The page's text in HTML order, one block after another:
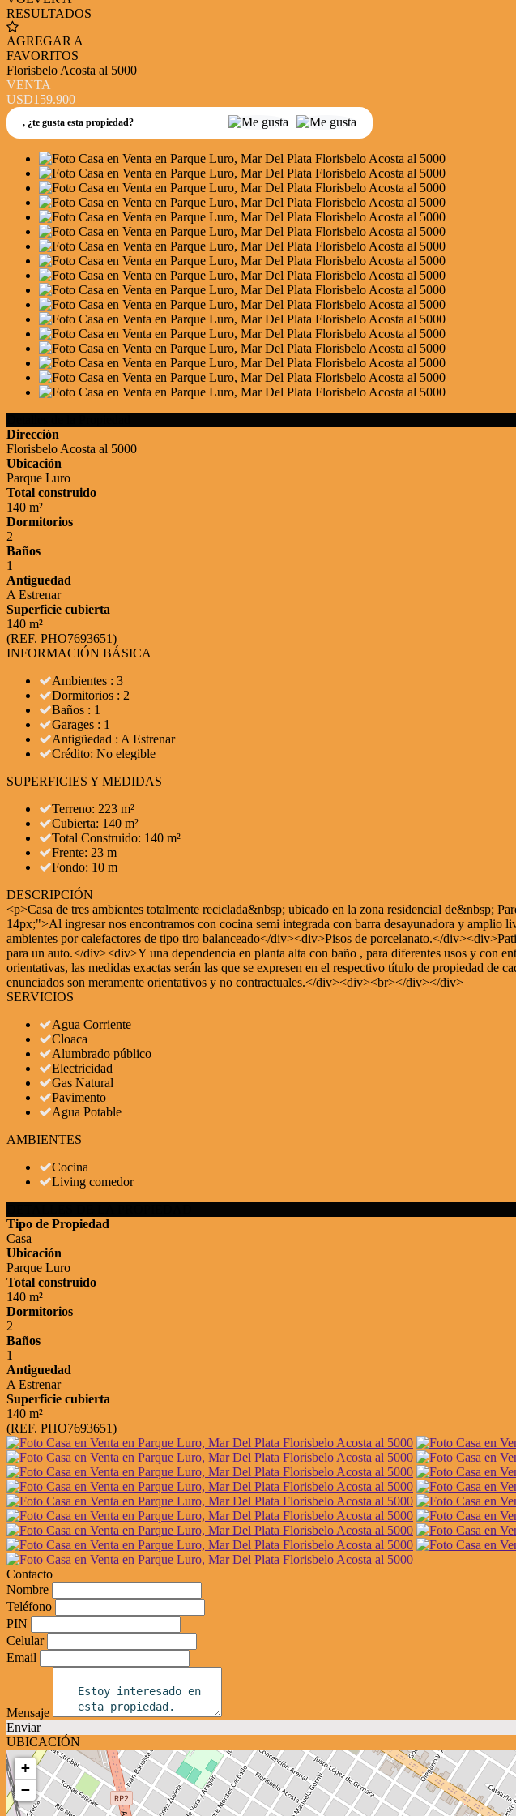
RESULTADOS
AGREGAR A
FAVORITOS
Florisbelo Acosta al 5000
VENTA
USD159.900
, ¿te gusta esta propiedad?
Dirección
Florisbelo Acosta al 5000
Ubicación
Parque Luro
Total construido
140 m²
Dormitorios
2
Baños
1
Antiguedad
A Estrenar
Superficie cubierta
140 m²
(REF. PHO7693651)
INFORMACIÓN BÁSICA
Ambientes : 3
Dormitorios : 2
Baños : 1
Garages : 1
Antigüedad : A Estrenar
Crédito: No elegible
SUPERFICIES Y MEDIDAS
Terreno: 223 m²
Cubierta: 140 m²
Total Construido: 140 m²
Frente: 23 m
Fondo: 10 m
DESCRIPCIÓN
<p>Casa de tres ambientes totalmente reciclada&nbsp; ubicado en la zona residencial de&nbsp;
14px;">Al ingresar nos encontramos con cocina semi integrada con barra desayunadora y
ambientes por calefactores de tipo tiro balanceado</div><div>Pisos de porcelanato.</
para un auto.</div><div>Y una dependencia en planta alta con baño , para diferentes usos y
orientativas, las medidas exactas serán las que se expresen en el respectivo título de propiedad
enunciados son meramente orientativos y no contractuales.</div><div><br></div></div>
SERVICIOS
Agua Corriente
Cloaca
Alumbrado público
Electricidad
Gas Natural
Pavimento
Agua Potable
AMBIENTES
Cocina
Living comedor
Tipo de Propiedad
Casa
Ubicación
Parque Luro
Total construido
140 m²
Dormitorios
2
Baños
1
Antiguedad
A Estrenar
Superficie cubierta
140 m²
(REF. PHO7693651)
Contacto
Nombre
Teléfono
PIN
Celular
Email
Mensaje
Enviar
UBICACIÓN
+
−